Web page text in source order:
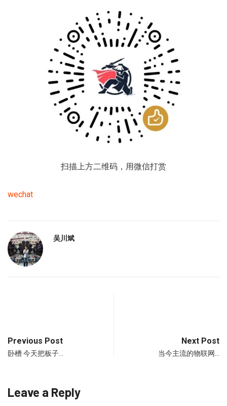
扫描上方二维码，用微信打赏
wechat
吴川斌
Previous Post
卧槽 今天把板子…
Next Post
当今主流的物联网…
Leave a Reply